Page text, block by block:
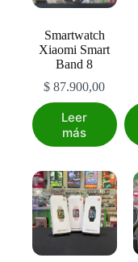
Smartwatch
Xiaomi Smart
Band 8
$ 87.900,00
Leer
más